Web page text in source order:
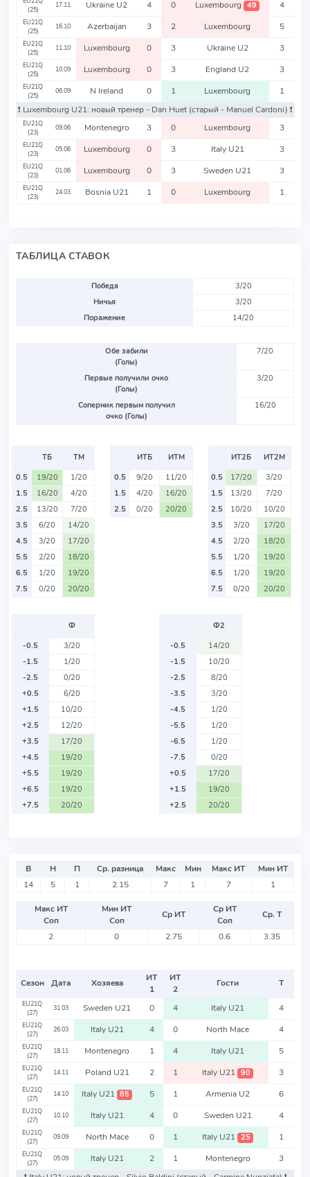
(25)
17.11 Ukraine U2 4 0 Luxembourg 49 4
EU21Q
(25)
16.10 Azerbaijan 3 2 Luxembourg 5
EU21Q
(25)
11.10 Luxembourg 0 3 Ukraine U2 3
EU21Q
(25)
10.09 Luxembourg 0 3 England U2 3
EU21Q
(25)
06.09 N Ireland 0 1 Luxembourg
1
❗️ Luxembourg U21: новый тренер - Dan Huet (старый - Manuel Cardoni) ❗️
EU21Q
(23)
09.06 Montenegro 3 0 Luxembourg 3
EU21Q
(23)
05.06 Luxembourg 0 3 Italy U21 3
EU21Q
(23)
01.06 Luxembourg 0 3 Sweden U21 3
EU21Q
(23)
24.03 Bosnia U21 1 0 Luxembourg 1
ТАБЛИЦА СТАВОК
Победа
3/20
Ничья
3/20
Поражение
14/20
Обе забили
(Голы)
7/20
Первые получили очко
(Голы)
3/20
Соперник первым получил
очко (Голы)
16/20
ТБ
ТМ
0.5
19/20
1/20
1.5
16/20
4/20
2.5
13/20
7/20
3.5
6/20
14/20
4.5
3/20
17/20
5.5
2/20
18/20
6.5
1/20
19/20
7.5
0/20 20/20
ИТБ
ИТМ
0.5
9/20
11/20
1.5
4/20
16/20
2.5
0/20 20/20
ИТ2Б
ИТ2М
0.5
17/20
3/20
1.5
13/20
7/20
2.5
10/20
10/20
3.5
3/20
17/20
4.5
2/20
18/20
5.5
1/20
19/20
6.5
1/20
19/20
7.5
0/20 20/20
Ф
-0.5
3/20
-1.5
1/20
-2.5
0/20
+0.5
6/20
+1.5
10/20
+2.5
12/20
+3.5
17/20
+4.5
19/20
+5.5
19/20
+6.5
19/20
+7.5
20/20
Ф2
-0.5
14/20
-1.5
10/20
-2.5
8/20
-3.5
3/20
-4.5
1/20
-5.5
1/20
-6.5
1/20
-7.5
0/20
+0.5
17/20
+1.5
19/20
+2.5
20/20
В Н П Ср. разница Макс Мин Макс ИТ
Мин ИТ
14
5 1 2.15 7 1 7 1
Макс ИТ
Соп
Мин ИТ
Соп
Ср ИТ
Ср ИТ
Соп
Ср. Т
2
0 2.75 0.6 3.35
Сезон Дата Хозяева
ИТ
1
ИТ
2
Гости Т
EU21Q
(27)
31.03 Sweden U21 0 4 Italy U21 4
EU21Q
(27)
26.03 Italy U21 4 0 North Mace 4
EU21Q
(27)
18.11 Montenegro 1 4 Italy U21 5
EU21Q
(27)
14.11 Poland U21 2 1 Italy U21 90 3
EU21Q
(27)
14.10 Italy U21 85 5 1 Armenia U2 6
EU21Q
(27)
10.10 Italy U21 4 0 Sweden U21 4
EU21Q
(27)
09.09 North Mace 0 1 Italy U21 25 1
EU21Q
(27)
05.09 Italy U21 2 1 Montenegro
3